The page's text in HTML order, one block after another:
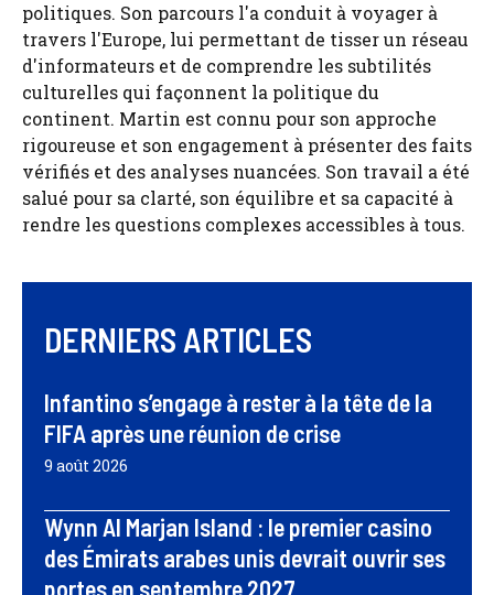
politiques. Son parcours l'a conduit à voyager à
travers l'Europe, lui permettant de tisser un réseau
d'informateurs et de comprendre les subtilités
culturelles qui façonnent la politique du
continent. Martin est connu pour son approche
rigoureuse et son engagement à présenter des faits
vérifiés et des analyses nuancées. Son travail a été
salué pour sa clarté, son équilibre et sa capacité à
rendre les questions complexes accessibles à tous.
DERNIERS ARTICLES
Infantino s’engage à rester à la tête de la
FIFA après une réunion de crise
9 août 2026
Wynn Al Marjan Island : le premier casino
des Émirats arabes unis devrait ouvrir ses
portes en septembre 2027